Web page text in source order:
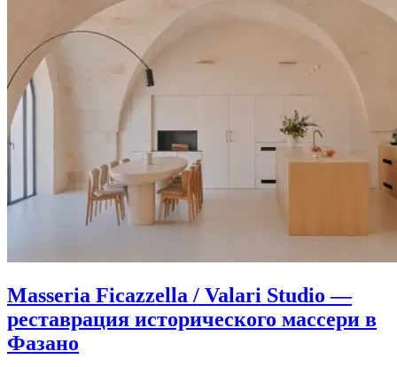
Masseria Ficazzella / Valari Studio —
реставрация исторического массери в
Фазано